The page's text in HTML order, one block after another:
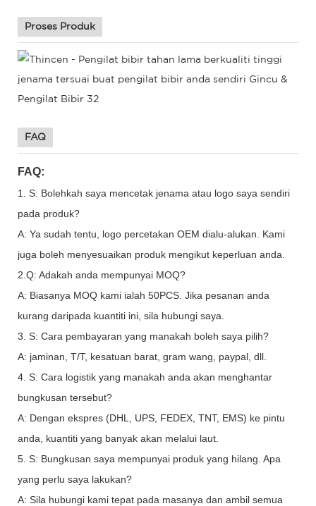
Proses Produk
FAQ
FAQ:
1. S: Bolehkah saya mencetak jenama atau logo saya sendiri
pada produk?
A: Ya sudah tentu, logo percetakan OEM dialu-alukan. Kami
juga boleh menyesuaikan produk mengikut keperluan anda.
2.Q: Adakah anda mempunyai MOQ?
A: Biasanya MOQ kami ialah 50PCS. Jika pesanan anda
kurang daripada kuantiti ini, sila hubungi saya.
3. S: Cara pembayaran yang manakah boleh saya pilih?
A: jaminan, T/T, kesatuan barat, gram wang, paypal, dll.
4. S: Cara logistik yang manakah anda akan menghantar
bungkusan tersebut?
A: Dengan ekspres (DHL, UPS, FEDEX, TNT, EMS) ke pintu
anda, kuantiti yang banyak akan melalui laut.
5. S: Bungkusan saya mempunyai produk yang hilang. Apa
yang perlu saya lakukan?
A: Sila hubungi kami tepat pada masanya dan ambil semua